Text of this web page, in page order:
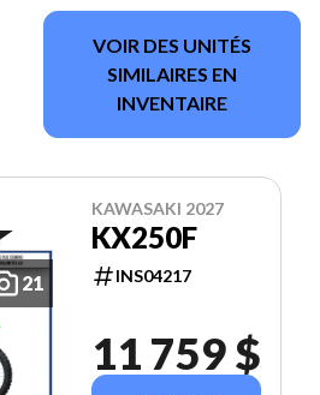
VOIR DES UNITÉS
SIMILAIRES EN
INVENTAIRE
21
KAWASAKI 2027
KX250F
INS04217
11 759 $